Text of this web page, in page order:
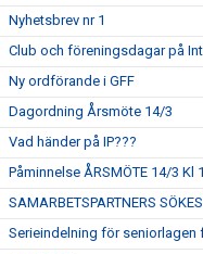
Nyhetsbrev nr 1
Club och föreningsdagar på
Ny ordförande i GFF
Dagordning Årsmöte 14/3
Vad händer på IP???
Påminnelse ÅRSMÖTE 14/3 Kl
SAMARBETSPARTNERS SÖKES
Serieindelning för seniorlagen